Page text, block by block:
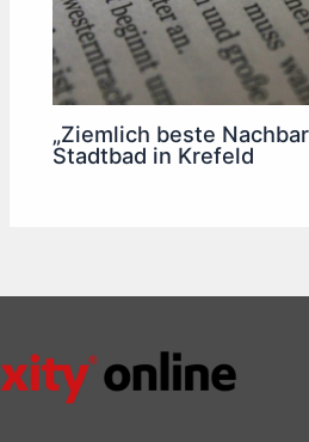
„Ziemlich beste
Stadtbad in Krefeld